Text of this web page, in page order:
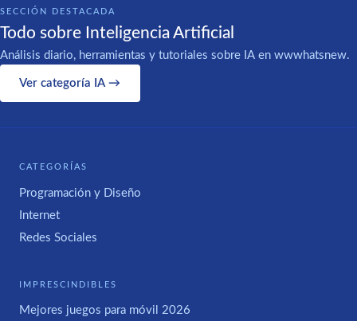
SECCIÓN DESTACADA
Todo sobre Inteligencia Artificial
Análisis diario, herramientas y tutoriales sobre IA en wwwhatsnew.
Ver categoría IA →
CATEGORÍAS
Programación y Diseño
Internet
Redes Sociales
IMPRESCINDIBLES
Mejores juegos para móvil 2026